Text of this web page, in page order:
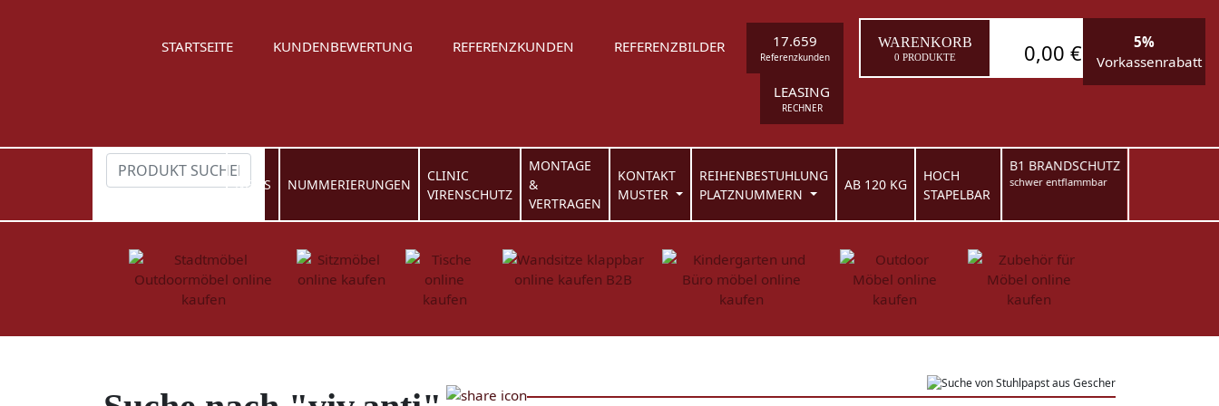
STARTSEITE KUNDENBEWERTUNG REFERENZKUNDEN REFERENZBILDER 17.659
Referenzkunden
LEASING
RECHNER
WARENKORB
0 PRODUKTE 0,00 €
5%
Vorkassenrabatt
NEWS NUMMERIERUNGEN
CLINIC
VIRENSCHUTZ
MONTAGE
&
VERTRAGEN
KONTAKT
MUSTER
REIHENBESTUHLUNG
PLATZNUMMERN
AB 120 KG
HOCH
STAPELBAR
B1 BRANDSCHUTZ
schwer entflammbar